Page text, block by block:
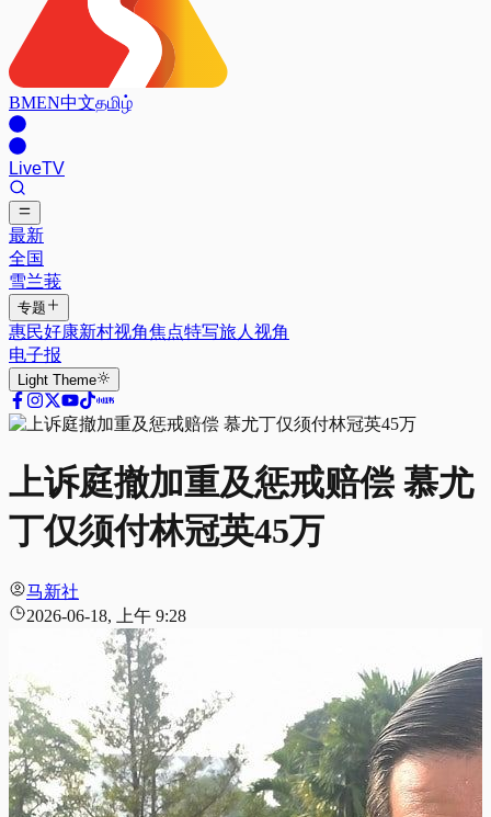
BMEN中文தமிழ்
LiveTV
最新
全国
雪兰莪
专题
惠民好康新村视角焦点特写旅人视角
电子报
Light Theme
上诉庭撤加重及惩戒赔偿 慕尤
丁仅须付林冠英45万
马新社
2026-06-18, 上午 9:28